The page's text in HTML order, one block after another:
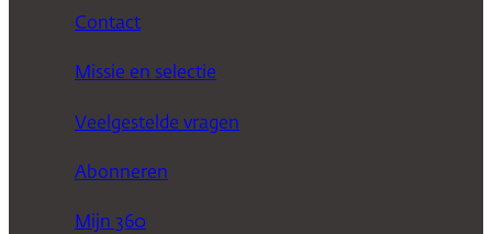
Contact
Missie en selectie
Veelgestelde vragen
Abonneren
Mijn 360